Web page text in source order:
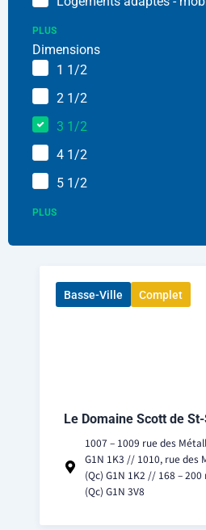
PLUS
Dimensions
1 1/2
2 1/2
3 1/2
4 1/2
5 1/2
PLUS
Basse-Ville Complet
Le Domaine Scott de
1007 – 1009 rue des
G1N 1K3 // 1010, rue des
(Qc) G1N 1K2 // 168 –
(Qc) G1N 3V8